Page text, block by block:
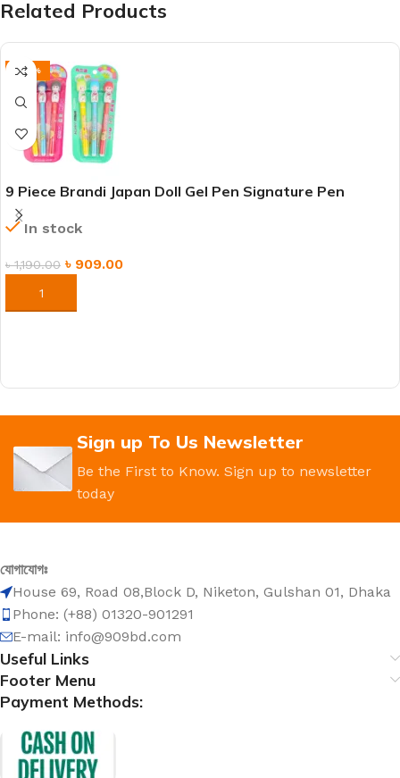
Related Products
-24%
9 Piece Brandi Japan Doll Gel Pen Signature Pen
Student Pen
In stock
৳1,190.00 ৳ 909.00
ORDER NOW
Sign up To Us Newsletter
Be the First to Know. Sign up to newsletter
today
যোগাযোগঃ
House 69, Road 08,Block D, Niketon, Gulshan 01, Dhaka
Phone: (+88) 01320-901291
E-mail: info@909bd.com
Useful Links
Footer Menu
Payment Methods: